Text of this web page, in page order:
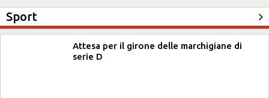
Sport
Attesa per il girone delle marchigiane di
serie D